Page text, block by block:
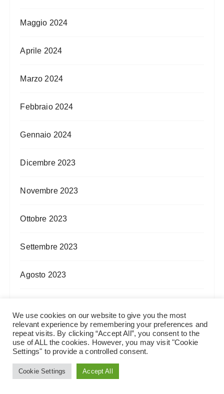
Maggio 2024
Aprile 2024
Marzo 2024
Febbraio 2024
Gennaio 2024
Dicembre 2023
Novembre 2023
Ottobre 2023
Settembre 2023
Agosto 2023
Giugno 2023
We use cookies on our website to give you the most
relevant experience by remembering your preferences and
repeat visits. By clicking “Accept All”, you consent to the
use of ALL the cookies. However, you may visit "Cookie
Settings" to provide a controlled consent.
Cookie Settings Accept All